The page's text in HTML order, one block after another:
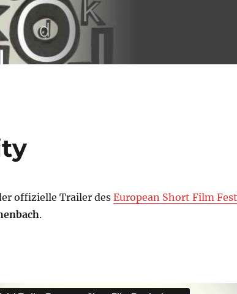
offizielle Trailer des European Short Film
.